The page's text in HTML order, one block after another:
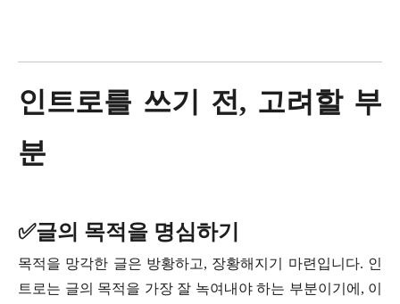
인트로를 쓰기 전, 고려할 부
분
✅글의 목적을 명심하기
목적을 망각한 글은 방황하고, 장황해지기 마련입니다. 인
트로는 글의 목적을 가장 잘 녹여내야 하는 부분이기에, 이